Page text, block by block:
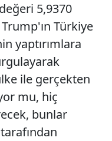
5,9370
Türkiye
yaptırımlara
ile gerçekten
mu, hiç
bunlar